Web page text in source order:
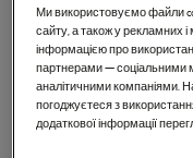
Вбудована
шафа
EU керівництво
Ми використовуємо файли
сайту, а також у рекламних
інформацією про
партнерами — соціальними
аналітичними компаніями.
погоджуєтеся з
додаткової інформації